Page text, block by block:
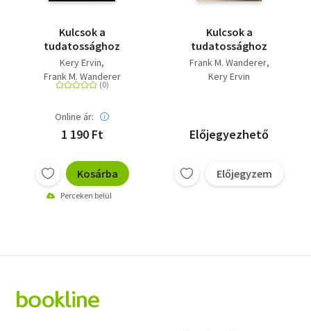
Kulcsok a
tudatossághoz
Kery Ervin
Frank M. Wanderer
Online ár:
1 190 Ft
Kosárba
Perceken belül
Kulcsok a
tudatossághoz
Frank M. Wanderer
Kery Ervin
Előjegyezhető
Előjegyzem